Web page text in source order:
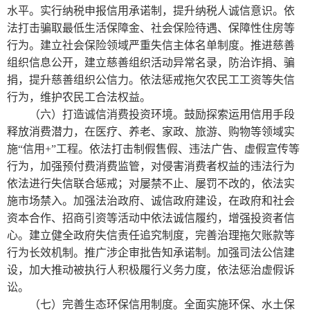
水平。实行纳税申报信用承诺制，提升纳税人诚信意识。依
法打击骗取最低生活保障金、社会保险待遇、保障性住房等
行为。建立社会保险领域严重失信主体名单制度。推进慈善
组织信息公开，建立慈善组织活动异常名录，防治诈捐、骗
捐，提升慈善组织公信力。依法惩戒拖欠农民工工资等失信
行为，维护农民工合法权益。
（六）打造诚信消费投资环境。鼓励探索运用信用手段
释放消费潜力，在医疗、养老、家政、旅游、购物等领域实
施“信用+”工程。依法打击制假售假、违法广告、虚假宣传等
行为，加强预付费消费监管，对侵害消费者权益的违法行为
依法进行失信联合惩戒；对屡禁不止、屡罚不改的，依法实
施市场禁入。加强法治政府、诚信政府建设，在政府和社会
资本合作、招商引资等活动中依法诚信履约，增强投资者信
心。建立健全政府失信责任追究制度，完善治理拖欠账款等
行为长效机制。推广涉企审批告知承诺制。加强司法公信建
设，加大推动被执行人积极履行义务力度，依法惩治虚假诉
讼。
（七）完善生态环保信用制度。全面实施环保、水土保